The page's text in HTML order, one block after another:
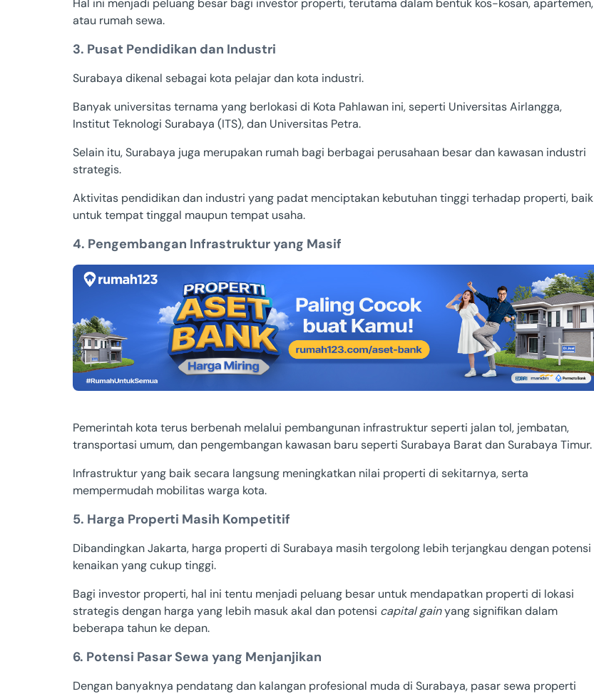
Hal ini menjadi peluang besar bagi investor properti, terutama dalam bentuk kos-kosan, apartemen,
atau rumah sewa.
3. Pusat Pendidikan dan Industri
Surabaya dikenal sebagai kota pelajar dan kota industri.
Banyak universitas ternama yang berlokasi di Kota Pahlawan ini, seperti Universitas Airlangga,
Institut Teknologi Surabaya (ITS), dan Universitas Petra.
Selain itu, Surabaya juga merupakan rumah bagi berbagai perusahaan besar dan kawasan industri
strategis.
Aktivitas pendidikan dan industri yang padat menciptakan kebutuhan tinggi terhadap properti, baik
untuk tempat tinggal maupun tempat usaha.
4. Pengembangan Infrastruktur yang Masif
Pemerintah kota terus berbenah melalui pembangunan infrastruktur seperti jalan tol, jembatan,
transportasi umum, dan pengembangan kawasan baru seperti Surabaya Barat dan Surabaya Timur.
Infrastruktur yang baik secara langsung meningkatkan nilai properti di sekitarnya, serta
mempermudah mobilitas warga kota.
5. Harga Properti Masih Kompetitif
Dibandingkan Jakarta, harga properti di Surabaya masih tergolong lebih terjangkau dengan potensi
kenaikan yang cukup tinggi.
Bagi investor properti, hal ini tentu menjadi peluang besar untuk mendapatkan properti di lokasi
strategis dengan harga yang lebih masuk akal dan potensi capital gainyang signifikan dalam
beberapa tahun ke depan.
6. Potensi Pasar Sewa yang Menjanjikan
Dengan banyaknya pendatang dan kalangan profesional muda di Surabaya, pasar sewa properti